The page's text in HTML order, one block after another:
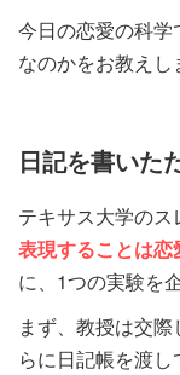
今日の恋愛の科
なのかをお教えし
日記を書いた
テキサス大学のス
表現することは
に、1つの実験を
まず、教授は交
らに日記帳を渡し